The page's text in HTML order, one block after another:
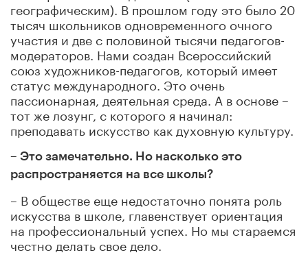
географическим). В прошлом году это было 20
тысяч школьников одновременного очного
участия и две с половиной тысячи педагогов-
модераторов. Нами создан Всероссийский
союз художников-педагогов, который имеет
статус международного. Это очень
пассионарная, деятельная среда. А в основе –
тот же лозунг, с которого я начинал:
преподавать искусство как духовную культуру.
– Это замечательно. Но насколько это
распространяется на все школы?
– В обществе еще недостаточно понята роль
искусства в школе, главенствует ориентация
на профессиональный успех. Но мы стараемся
честно делать свое дело.